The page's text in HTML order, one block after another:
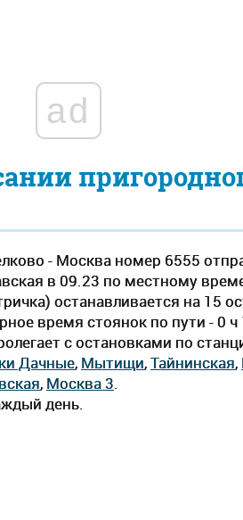
- Москва номер 6555
в 09.23 по местному
останавливается на 15
время стоянок по пути - 0
c остановками по
Дачные, Мытищи,Тайнинская,
, Москва 3.
день.
ad